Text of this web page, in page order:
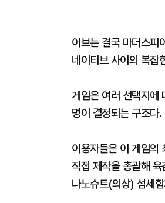
이브는 결국 마더스피
네이티브 사이의 복잡
게임은 여러 선택지에
명이 결정되는 구조
이용자들은 이 게임의
직접 제작을 총괄해
나노슈트(의상) 섬세